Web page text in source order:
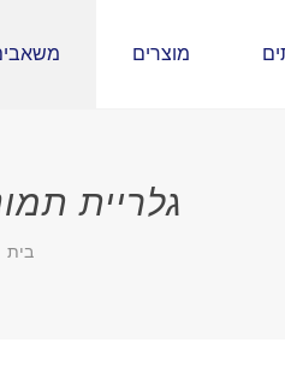
מוצרים
גלריית
בית